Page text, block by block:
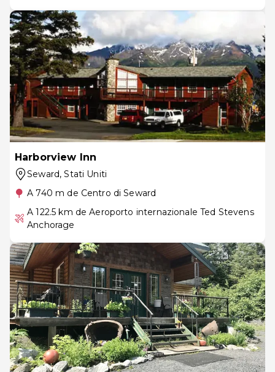
Harborview Inn
Seward, Stati Uniti
A 740 m de Centro di Seward
A 122.5 km de Aeroporto internazionale Ted Stevens
Anchorage